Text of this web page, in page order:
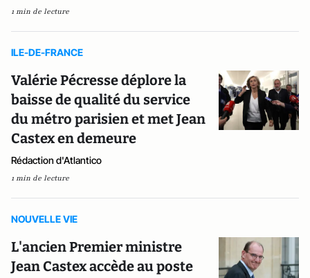
1 min de lecture
ILE-DE-FRANCE
Valérie Pécresse déplore la
baisse de qualité du service
du métro parisien et met Jean
Castex en demeure
Rédaction d'Atlantico
1 min de lecture
NOUVELLE VIE
L'ancien Premier ministre
Jean Castex accède au poste